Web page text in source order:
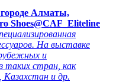
Алматы,
Shoes@CAF_Eliteline
На выставке
и
таких стран, как
Казахстан и др.